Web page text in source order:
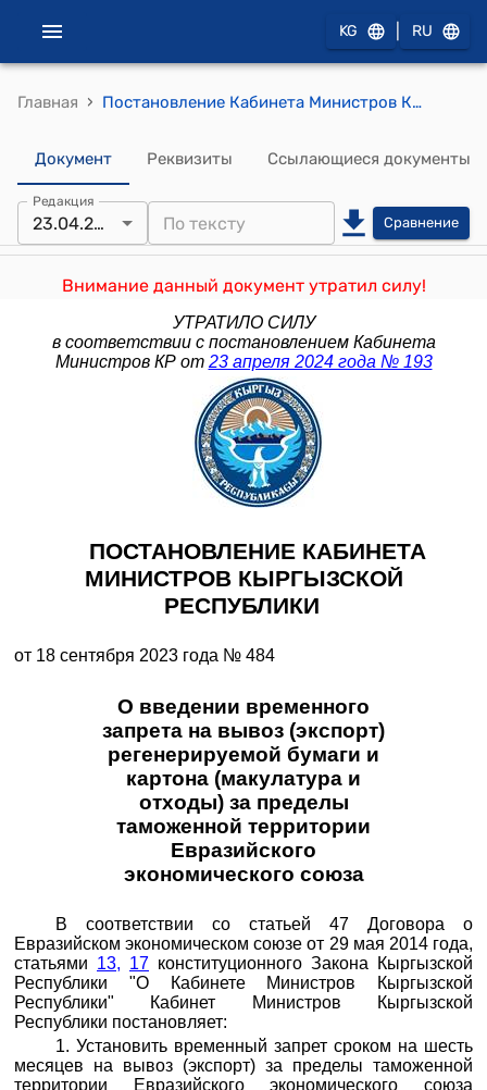
KG RU
Главная › Постановление Кабинета Министров КР от 18 сентября 2023 года № 484 "О введении временного запрета на вывоз (экспорт) регенерируемой бумаги и картона (макулатура и отходы) за пределы таможенной территории Евразийского экономического союза"
Документ Реквизиты Ссылающиеся документы
Редакция
23.04.2024 Сравнение
Внимание данный документ утратил силу!